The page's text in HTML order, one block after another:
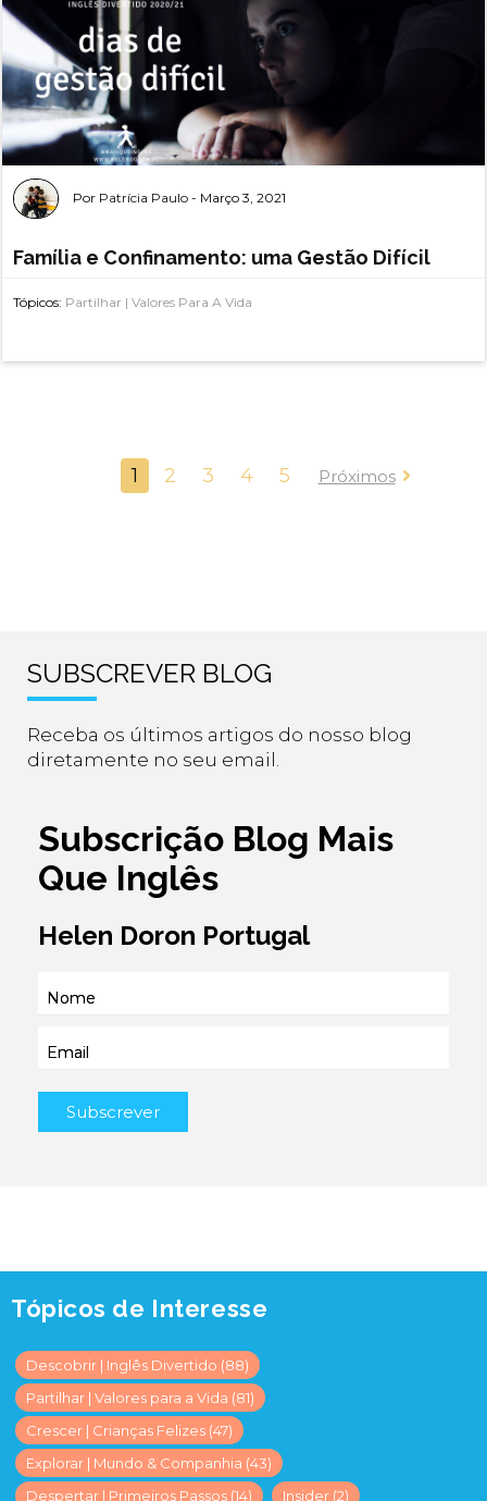
Por Patrícia Paulo - Março 3, 2021
Família e Confinamento: uma Gestão Difícil
Tópicos: Partilhar | Valores Para A Vida
1 2 3 4 5 Próximos
SUBSCREVER BLOG
Receba os últimos artigos do nosso blog
diretamente no seu email.
Subscrição Blog Mais
Que Inglês
Helen Doron Portugal
Nome
Email
Tópicos de Interesse
Descobrir | Inglês Divertido (88)
Partilhar | Valores para a Vida (81)
Crescer | Crianças Felizes (47)
Explorar | Mundo & Companhia (43)
Despertar | Primeiros Passos (14) Insider (2)